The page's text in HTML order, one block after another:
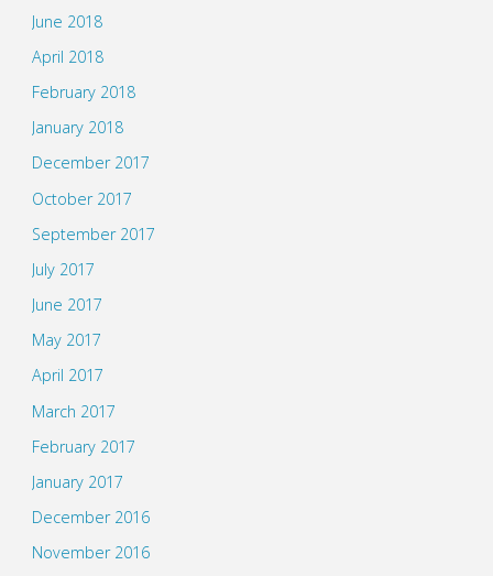
June 2018
April 2018
February 2018
January 2018
December 2017
October 2017
September 2017
July 2017
June 2017
May 2017
April 2017
March 2017
February 2017
January 2017
December 2016
November 2016